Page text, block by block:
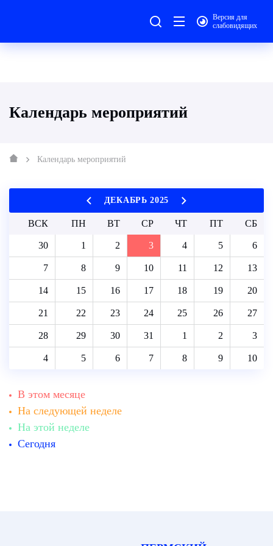
Версия для
слабовидящих
Календарь мероприятий
Календарь мероприятий
ДЕКАБРЬ 2025
ВСК ПН ВТ СР ЧТ ПТ СБ
30 1 2 3 4 5 6
7 8 9 10 11 12 13
14 15 16 17 18 19 20
21 22 23 24 25 26 27
28 29 30 31 1 2 3
4 5 6 7 8 9 10
В этом месяце
На следующей неделе
На этой неделе
Сегодня